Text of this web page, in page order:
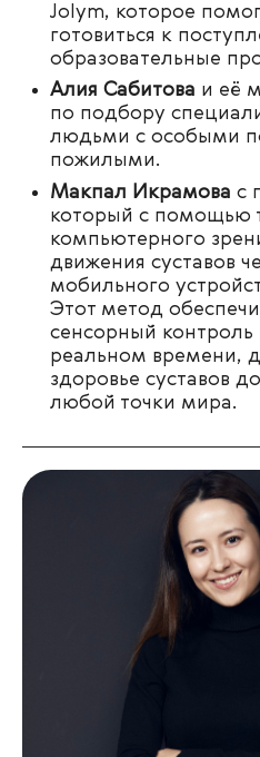
Jolym, которое
готовиться к
образовательные
Алия Сабитова и её
по подбору
людьми с особыми
пожилыми.
Макпал Икрамова с
который с помощью
компьютерного
движения суставов
мобильного
Этот метод
сенсорный контроль
реальном времени,
здоровье суставов
любой точки мира.